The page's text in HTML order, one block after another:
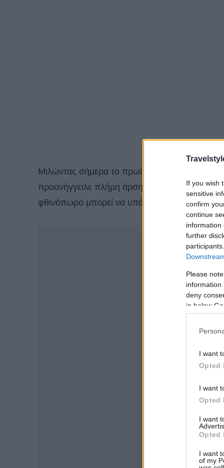
If you wish
sensitive
confirm
continue
information
further
Please
information
deny
in below
I want
Opted
I want
Opted
I want
Opted
I want
of my
Μιλώντας σήμερα το πρωί, 17 Φεβρουαρίου
προανήγγειλε πλήρη άρση μέτρων μέσα στον
φθινόπωρο μπορεί να υπάρξει αναζωπύρωση.